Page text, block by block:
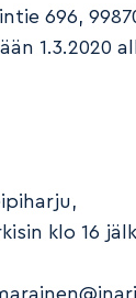
696,
1.3.2020
klo 16